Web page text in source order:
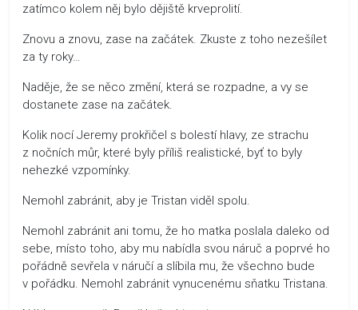
zatímco kolem něj bylo dějiště krveprolití.
Znovu a znovu, zase na začátek. Zkuste z toho nezešílet
za ty roky…
Naděje, že se něco změní, která se rozpadne, a vy se
dostanete zase na začátek.
Kolik nocí Jeremy prokřičel s bolestí hlavy, ze strachu
z nočních můr, které byly příliš realistické, byť to byly
nehezké vzpomínky.
Nemohl zabránit, aby je Tristan viděl spolu.
Nemohl zabránit ani tomu, že ho matka poslala daleko od
sebe, místo toho, aby mu nabídla svou náruč a poprvé ho
pořádně sevřela v náručí a slíbila mu, že všechno bude
v pořádku. Nemohl zabránit vynucenému sňatku Tristana.